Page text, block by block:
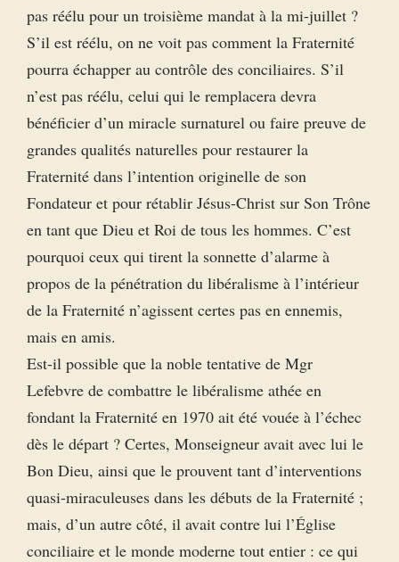
pas réélu pour un troisième mandat à la mi-juillet ?
S’il est réélu, on ne voit pas comment la Fraternité
pourra échapper au contrôle des conciliaires. S’il
n’est pas réélu, celui qui le remplacera devra
bénéficier d’un miracle surnaturel ou faire preuve de
grandes qualités naturelles pour restaurer la
Fraternité dans l’intention originelle de son
Fondateur et pour rétablir Jésus-Christ sur Son Trône
en tant que Dieu et Roi de tous les hommes. C’est
pourquoi ceux qui tirent la sonnette d’alarme à
propos de la pénétration du libéralisme à l’intérieur
de la Fraternité n’agissent certes pas en ennemis,
mais en amis.
Est-il possible que la noble tentative de Mgr
Lefebvre de combattre le libéralisme athée en
fondant la Fraternité en 1970 ait été vouée à l’échec
dès le départ ? Certes, Monseigneur avait avec lui le
Bon Dieu, ainsi que le prouvent tant d’interventions
quasi-miraculeuses dans les débuts de la Fraternité ;
mais, d’un autre côté, il avait contre lui l’Église
conciliaire et le monde moderne tout entier : ce qui